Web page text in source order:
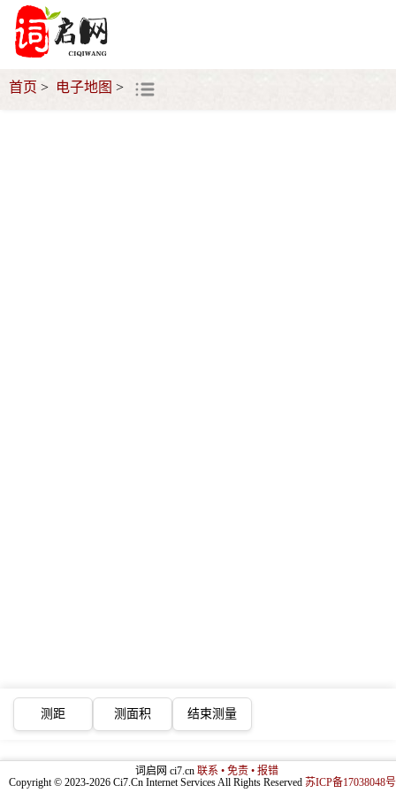
首页 电子地图
测距 测面积 结束测量
词启网 ci7.cn 联系 • 免责 • 报错
Copyright © 2023-2026 Ci7.Cn Internet Services All Rights Reserved 苏ICP备17038048